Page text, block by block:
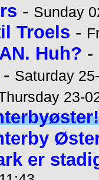
- Sunday
Troels -
Huh? -
- Saturday
23-
er